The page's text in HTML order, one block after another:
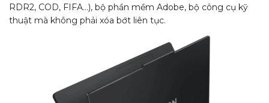
RDR2, COD, FIFA…), bộ phần mềm Adobe, bộ công cụ kỹ
thuật mà không phải xóa bớt liên tục.